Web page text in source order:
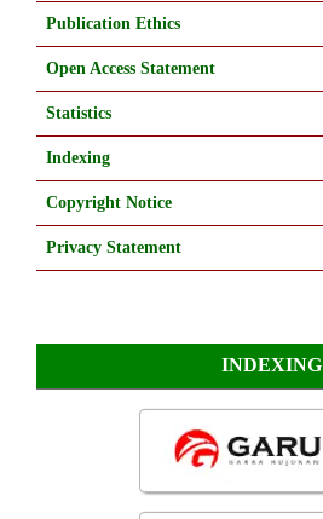
Publication Ethics
Open Access Statement
Statistics
Indexing
Copyright Notice
Privacy Statement
INDEXING